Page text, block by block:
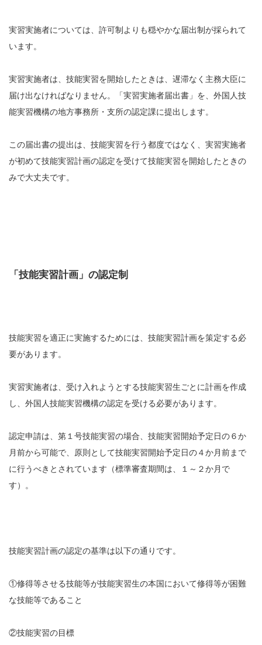
実習実施者については、許可制よりも穏やかな届出制が採られて
います。
実習実施者は、技能実習を開始したときは、遅滞なく主務大臣に
届け出なければなりません。「実習実施者届出書」を、外国人技
能実習機構の地方事務所・支所の認定課に提出します。
この届出書の提出は、技能実習を行う都度ではなく、実習実施者
が初めて技能実習計画の認定を受けて技能実習を開始したときの
みで大丈夫です。
「技能実習計画」の認定制
技能実習を適正に実施するためには、技能実習計画を策定する必
要があります。
実習実施者は、受け入れようとする技能実習生ごとに計画を作成
し、外国人技能実習機構の認定を受ける必要があります。
認定申請は、第１号技能実習の場合、技能実習開始予定日の６か
月前から可能で、原則として技能実習開始予定日の４か月前まで
に行うべきとされています（標準審査期間は、１～２か月で
す）。
技能実習計画の認定の基準は以下の通りです。
①修得等させる技能等が技能実習生の本国において修得等が困難
な技能等であること
②技能実習の目標